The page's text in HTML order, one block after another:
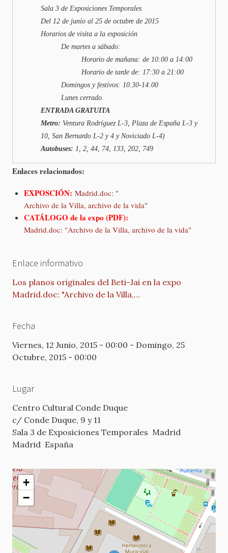
Sala 3 de Exposiciones Temporales
Del 12 de junio al 25 de octubre de 2015
Horarios de visita a la exposición
De martes a sábado:
Horario de mañana: de 10:00 a 14:00
Horario de tarde de: 17:30 a 21:00
Domingos y festivos: 10.30-14:00
Lunes cerrado.
ENTRADA GRATUITA
Metro: Ventura Rodríguez L-3, Plaza de España L-3 y
10, San Bernardo L-2 y 4 y Noviciado L-4)
Autobuses: 1, 2, 44, 74, 133, 202, 749
Enlaces relacionados:
EXPOSCIÓN: Madrid.doc: "
Archivo de la Villa, archivo de la vida"
CATÁLOGO de la expo (PDF):
Madrid.doc: "Archivo de la Villa, archivo de la vida"
Enlace informativo
Los planos originales del Beti-Jai en la expo
Madrid.doc: "Archivo de la Villa,…
Fecha
Viernes, 12 Junio, 2015 - 00:00 - Domingo, 25
Octubre, 2015 - 00:00
Lugar
Centro Cultural Conde Duque
c/ Conde Duque, 9 y 11
Sala 3 de Exposiciones Temporales Madrid
Madrid España
+
−